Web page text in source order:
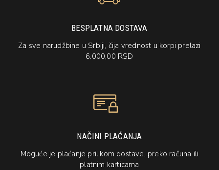
BESPLATNA DOSTAVA
Za sve narudžbine u Srbiji, čija vrednost u korpi prelazi
6.000,00 RSD
NAČINI PLAĆANJA
Moguće je plaćanje prilikom dostave, preko računa ili
platnim karticama